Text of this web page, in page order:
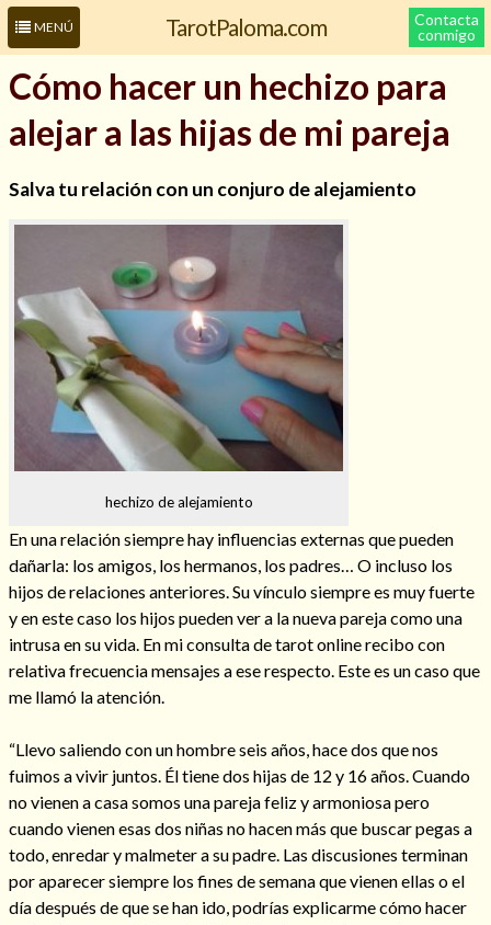
MENÚ TarotPaloma.com
Contacta
conmigo
Leer más sobre mí
Hechizos de amor
Amarre para recuperar a mi pareja
Cómo hacer un hechizo para
alejar a las hijas de mi pareja
Salva tu relación con un conjuro de alejamiento
hechizo de alejamiento
En una relación siempre hay influencias externas que pueden
dañarla: los amigos, los hermanos, los padres… O incluso los
hijos de relaciones anteriores. Su vínculo siempre es muy fuerte
y en este caso los hijos pueden ver a la nueva pareja como una
intrusa en su vida. En mi consulta de tarot online recibo con
relativa frecuencia mensajes a ese respecto. Este es un caso que
me llamó la atención.
“Llevo saliendo con un hombre seis años, hace dos que nos
fuimos a vivir juntos. Él tiene dos hijas de 12 y 16 años. Cuando
no vienen a casa somos una pareja feliz y armoniosa pero
cuando vienen esas dos niñas no hacen más que buscar pegas a
todo, enredar y malmeter a su padre. Las discusiones terminan
por aparecer siempre los fines de semana que vienen ellas o el
día después de que se han ido, podrías explicarme cómo hacer